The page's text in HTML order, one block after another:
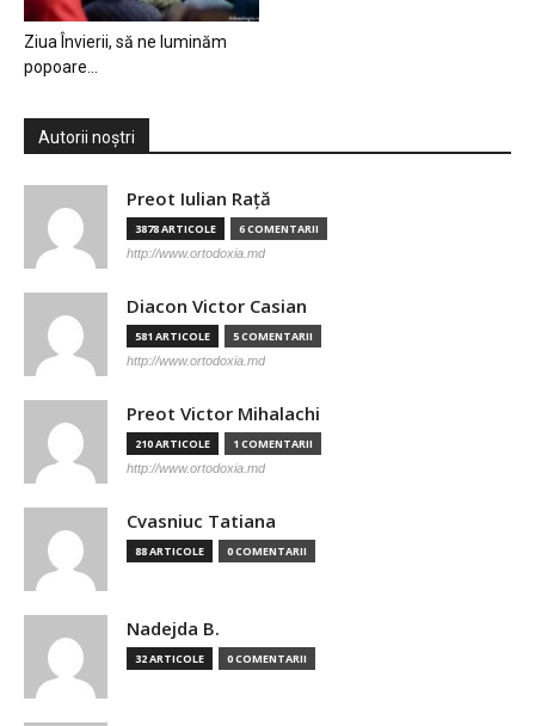
Ziua Învierii, să ne luminăm
popoare…
Autorii noștri
Preot Iulian Raţă
3878 ARTICOLE 6 COMENTARII
http://www.ortodoxia.md
Diacon Victor Casian
581 ARTICOLE 5 COMENTARII
http://www.ortodoxia.md
Preot Victor Mihalachi
210 ARTICOLE 1 COMENTARII
http://www.ortodoxia.md
Cvasniuc Tatiana
88 ARTICOLE 0 COMENTARII
Nadejda B.
32 ARTICOLE 0 COMENTARII